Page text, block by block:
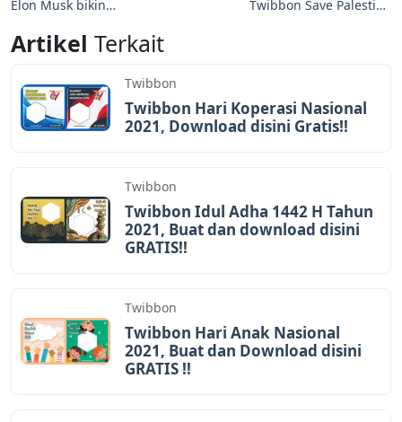
Elon Musk bikin
terjun bebas menjadi
Twibbon Save Palestine
Artikel Terkait
Twibbon
Twibbon Hari Koperasi Nasional
2021, Download disini Gratis!!
Twibbon
Twibbon Idul Adha 1442 H Tahun
2021, Buat dan download disini
GRATIS!!
Twibbon
Twibbon Hari Anak Nasional
2021, Buat dan Download disini
GRATIS !!